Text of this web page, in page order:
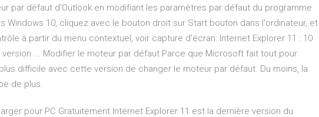
par défaut d'Outlook en modifiant les paramètres par défaut du programme
Windows 10, cliquez avec le bouton droit sur Start bouton dans l'ordinateur, et
à partir du menu contextuel, voir capture d'écran: Internet Explorer 11 : 10
... Modifier le moteur par défaut Parce que Microsoft fait tout pour
difficile avec cette version de changer le moteur par défaut. Du moins, la
de plus.
pour PC Gratuitement Internet Explorer 11 est la dernière version du